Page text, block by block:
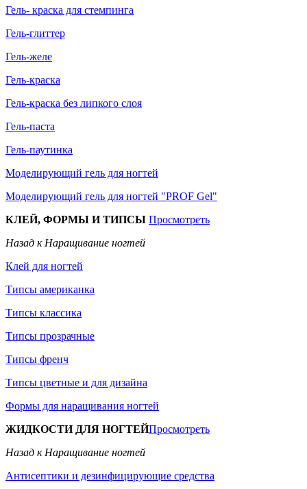
Гель- краска для стемпинга
Гель-глиттер
Гель-желе
Гель-краска
Гель-краска без липкого слоя
Гель-паста
Гель-паутинка
Моделирующий гель для ногтей
Моделирующий гель для ногтей "PROF Gel"
КЛЕЙ, ФОРМЫ И ТИПСЫ Просмотреть
Назад к Наращивание ногтей
Клей для ногтей
Типсы американка
Типсы классика
Типсы прозрачные
Типсы френч
Типсы цветные и для дизайна
Формы для наращивания ногтей
ЖИДКОСТИ ДЛЯ НОГТЕЙПросмотреть
Назад к Наращивание ногтей
Антисептики и дезинфицирующие средства